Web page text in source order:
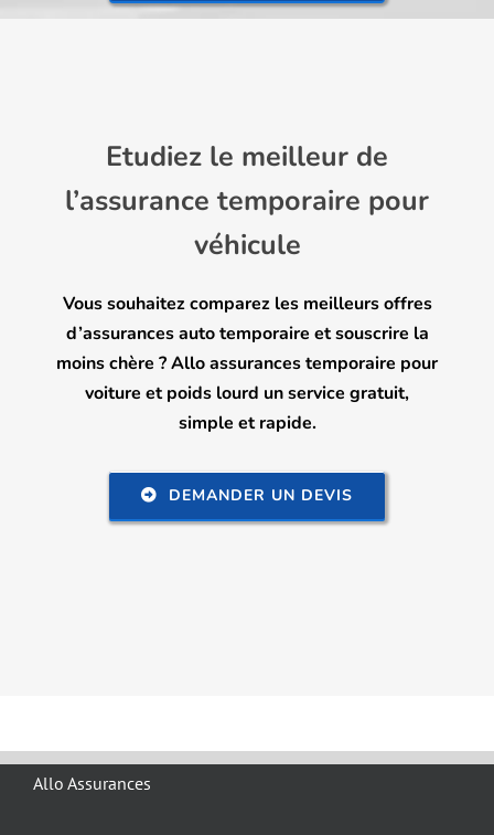
Etudiez le meilleur de
l’assurance temporaire pour
véhicule
Vous souhaitez comparez les meilleurs offres
d’assurances auto temporaire et souscrire la
moins chère ? Allo assurances temporaire pour
voiture et poids lourd un service gratuit,
simple et rapide.
DEMANDER UN DEVIS
Allo Assurances